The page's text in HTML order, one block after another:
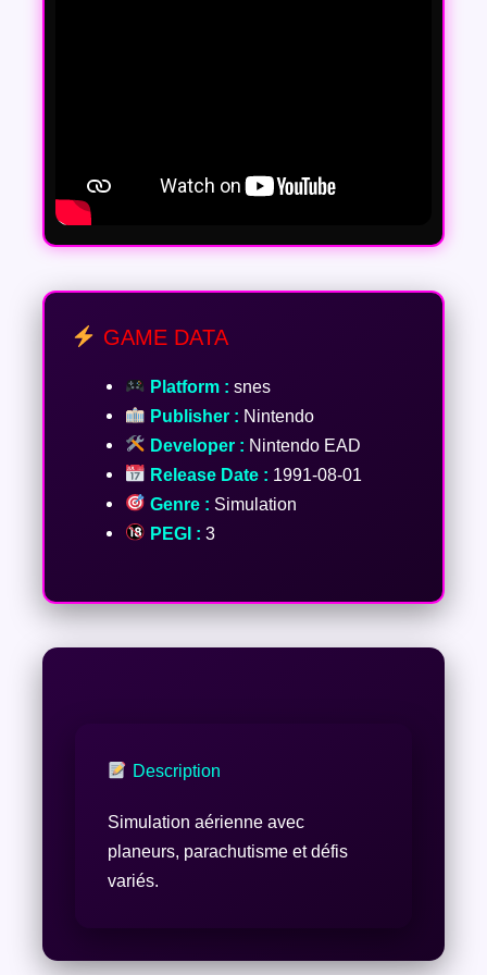
GAME DATA
Platform : snes
Publisher : Nintendo
Developer : Nintendo EAD
Release Date : 1991-08-01
Genre : Simulation
PEGI : 3
Description
Simulation aérienne avec
planeurs, parachutisme et défis
variés.